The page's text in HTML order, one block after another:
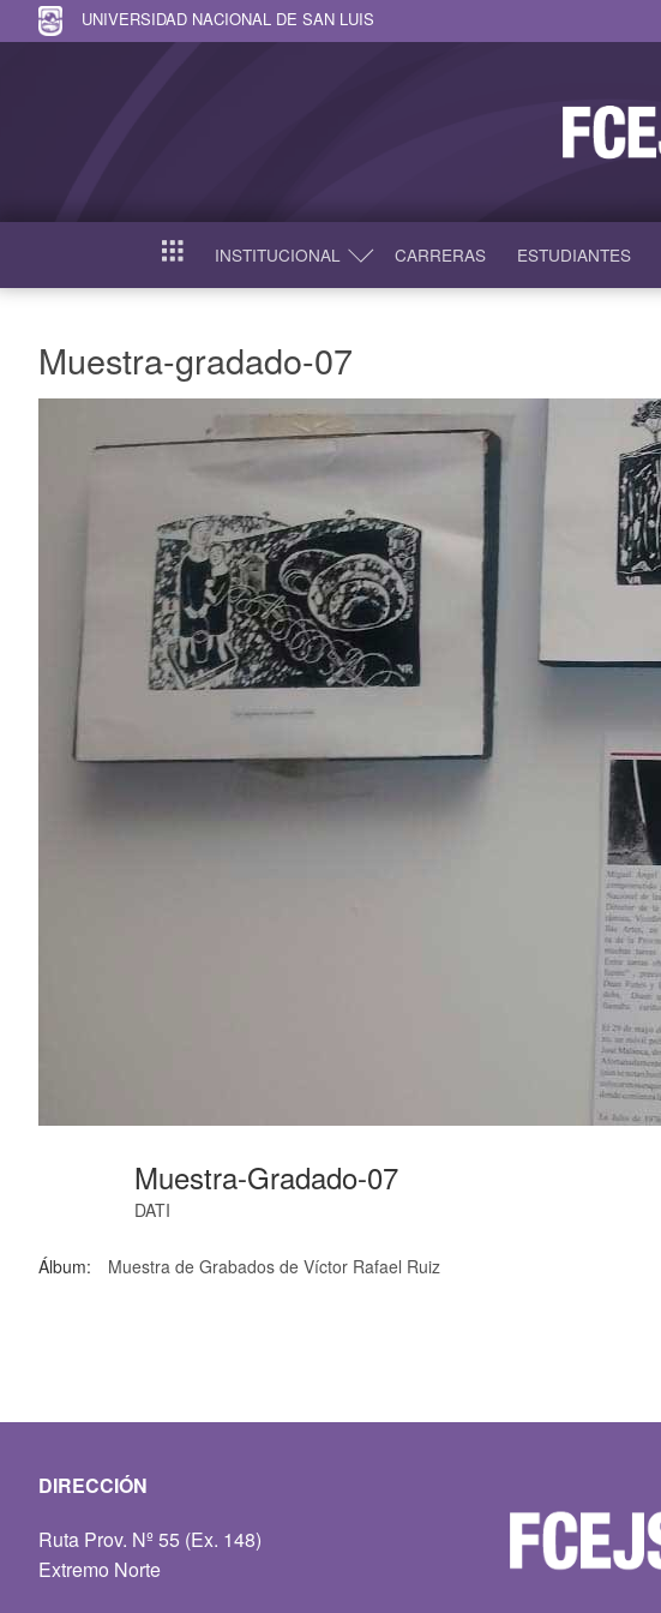
UNIVERSIDAD NACIONAL DE SAN LUIS
INICIO INSTITUCIONAL CARRERAS ESTUDIANTES
Muestra-gradado-07
Muestra-Gradado-07
DATI
Álbum: Muestra de Grabados de Víctor Rafael Ruiz
DIRECCIÓN
Ruta Prov. Nº 55 (Ex. 148)
Extremo Norte